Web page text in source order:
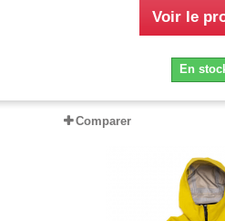
Voir le
En
Comparer